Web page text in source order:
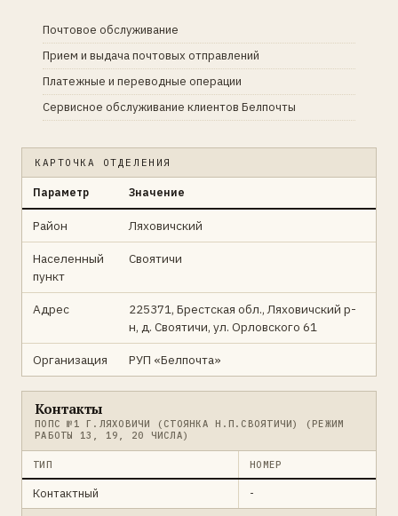
Почтовое обслуживание
Прием и выдача почтовых отправлений
Платежные и переводные операции
Сервисное обслуживание клиентов Белпочты
КАРТОЧКА ОТДЕЛЕНИЯ
Параметр Значение
Район Ляховичский
Населенный
пункт
Своятичи
Адрес
225371, Брестская обл., Ляховичский р-
н, д. Своятичи, ул. Орловского 61
Организация РУП «Белпочта»
Контакты
ПОПС №1 Г.ЛЯХОВИЧИ (СТОЯНКА Н.П.СВОЯТИЧИ) (РЕЖИМ
РАБОТЫ 13, 19, 20 ЧИСЛА)
ТИП НОМЕР
Контактный -